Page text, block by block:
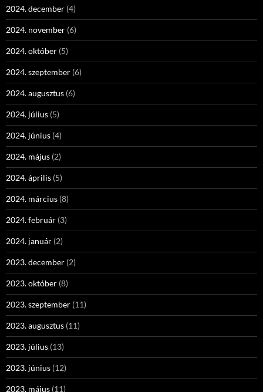
2024. december (4)
2024. november (6)
2024. október (5)
2024. szeptember (6)
2024. augusztus (6)
2024. július (5)
2024. június (4)
2024. május (2)
2024. április (5)
2024. március (8)
2024. február (3)
2024. január (2)
2023. december (2)
2023. október (8)
2023. szeptember (11)
2023. augusztus (11)
2023. július (13)
2023. június (12)
2023. május (11)